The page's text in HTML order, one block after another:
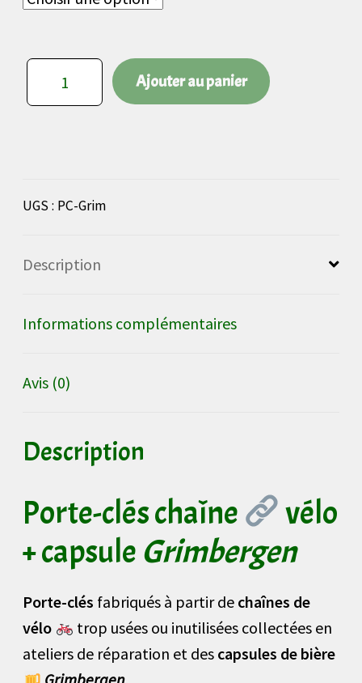
quantité
de
vélo
capsule
Grimbergen
Ajouter au panier
UGS : PC-Grim
Description
Informations complémentaires
Avis (0)
Description
Porte-clés chaîne
vélo
+ capsule Grimbergen
Porte-clés fabriqués à partir de chaînes de
vélo
trop usées ou inutilisées collectées en
ateliers de réparation et des capsules de bière
Grimbergen.